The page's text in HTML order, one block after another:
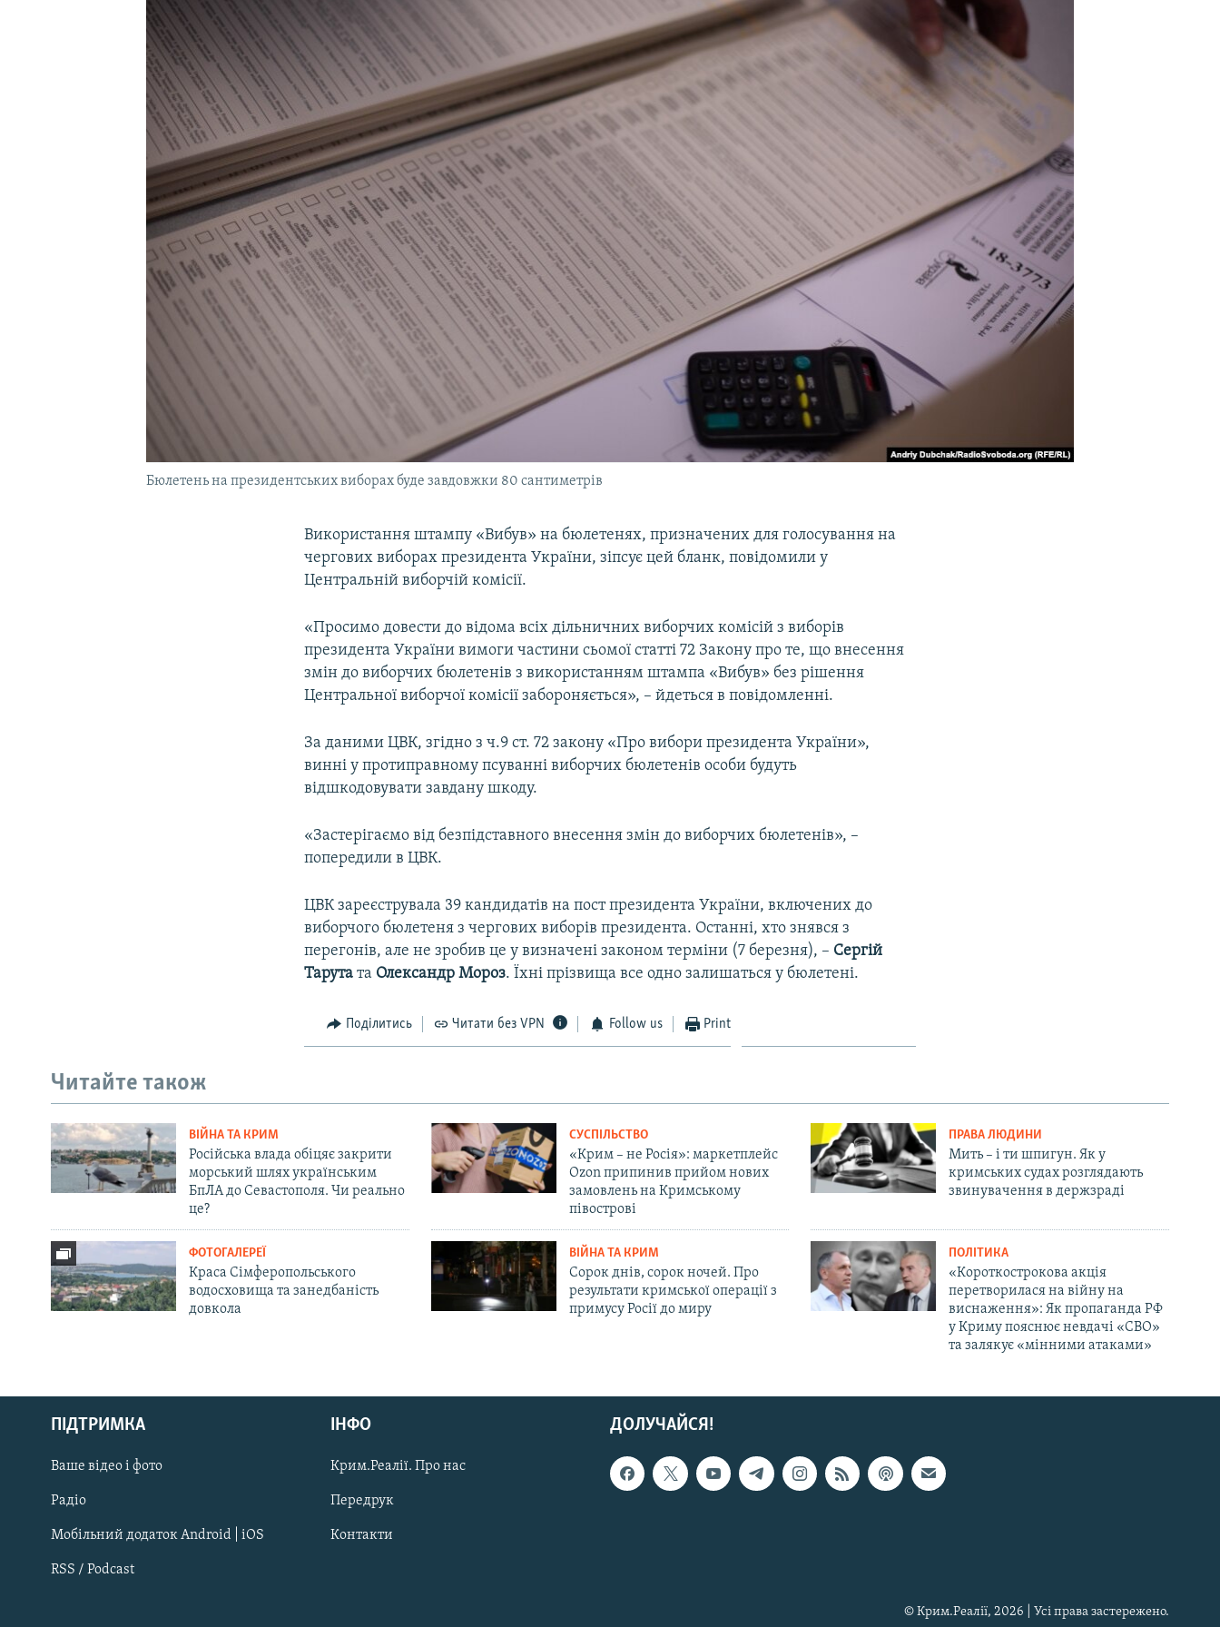
УКРАЇНСЬКА ПРОБЛЕМА КРИМУ
Русский
Qırımtatar
ДОЛУЧАЙСЯ!
Бюлетень на президентських виборах буде завдовжки 80 сантиметрів
Використання штампу «Вибув» на бюлетенях, призначених для голосування на
чергових виборах президента України, зіпсує цей бланк, повідомили у
Центральній виборчій комісії.
«Просимо довести до відома всіх дільничних виборчих комісій з виборів
президента України вимоги частини сьомої статті 72 Закону про те, що внесення
змін до виборчих бюлетенів з використанням штампа «Вибув» без рішення
Центральної виборчої комісії забороняється», – йдеться в повідомленні.
За даними ЦВК, згідно з ч.9 ст. 72 закону «Про вибори президента України»,
винні у протиправному псуванні виборчих бюлетенів особи будуть
відшкодовувати завдану шкоду.
«Застерігаємо від безпідставного внесення змін до виборчих бюлетенів», –
попередили в ЦВК.
ЦВК зареєструвала 39 кандидатів на пост президента України, включених до
виборчого бюлетеня з чергових виборів президента. Останні, хто знявся з
перегонів, але не зробив це у визначені законом терміни (7 березня), – Сергій
Тарутата Олександр Мороз. Їхні прізвища все одно залишаться у бюлетені.
Поділитись Читати без VPN Follow us Print
Читайте також
ВІЙНА ТА КРИМ
Російська влада обіцяє закрити
морський шлях українським
БпЛА до Севастополя. Чи реально
це?
СУСПІЛЬСТВО
«Крим – не Росія»: маркетплейс
Ozon припинив прийом нових
замовлень на Кримському
півострові
ПРАВА ЛЮДИНИ
Мить – і ти шпигун. Як у
кримських судах розглядають
звинувачення в держзраді
ФОТОГАЛЕРЕЇ
Краса Сімферопольського
водосховища та занедбаність
довкола
ВІЙНА ТА КРИМ
Сорок днів, сорок ночей. Про
результати кримської операції з
примусу Росії до миру
ПОЛІТИКА
«Короткострокова акція
перетворилася на війну на
виснаження»: Як пропаганда РФ
у Криму пояснює невдачі «СВО»
та залякує «мінними атаками»
ДОЛУЧАЙСЯ!
ПІДТРИМКА
Ваше відео і фото
Радіо
Мобільний додаток Android | iOS
RSS / Podcast
ІНФО
Крим.Реалії. Про нас
Передрук
Контакти
© Крим.Реалії, 2026 | Усі права застережено.